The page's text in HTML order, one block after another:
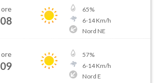
ore
08
65%
6-14Km/h
Nord NE
ore
09
57%
6-14Km/h
Nord E